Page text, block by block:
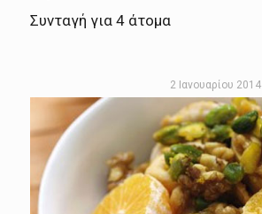
Συνταγή για 4 άτομα
2 Ιανουαρίου 2014